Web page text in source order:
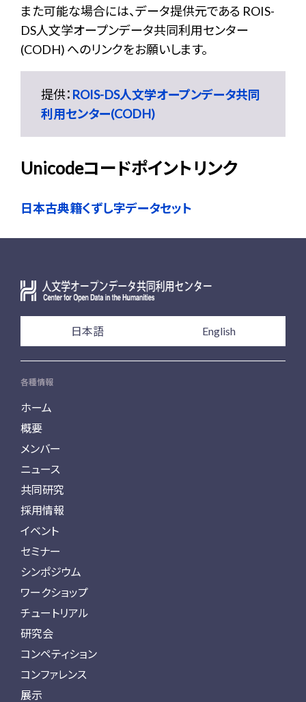
また可能な場合には、データ提供元である ROIS-
DS人文学オープンデータ共同利用センター
(CODH) へのリンクをお願いします。
提供： ROIS-DS人文学オープンデータ共同
利用センター(CODH)
Unicodeコードポイントリンク
日本古典籍くずし字データセット
日本語 English
各種情報
ホーム
概要
メンバー
ニュース
共同研究
採用情報
イベント
セミナー
シンポジウム
ワークショップ
チュートリアル
研究会
コンペティション
コンファレンス
展示